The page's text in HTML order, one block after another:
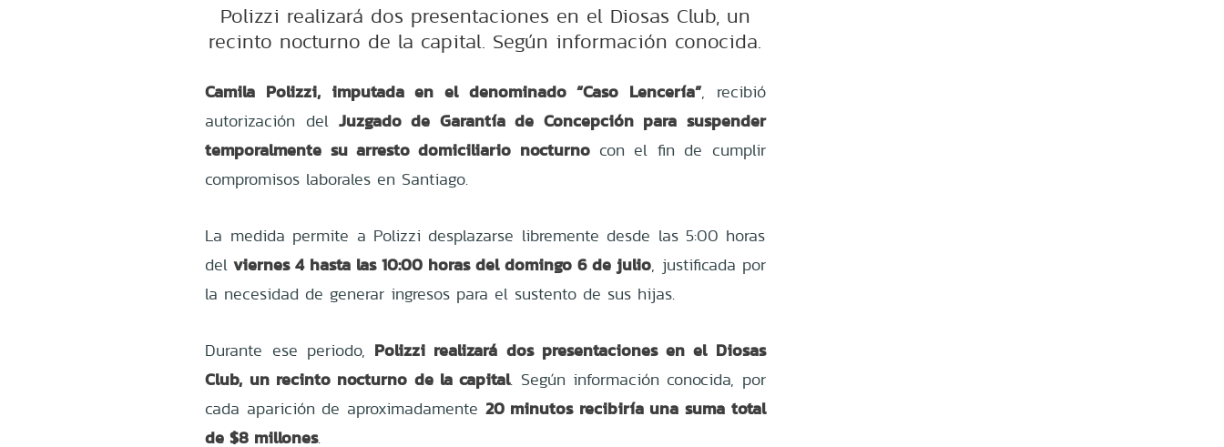
Polizzi realizará dos presentaciones en el Diosas Club, un
recinto nocturno de la capital. Según información conocida.
Camila Polizzi, imputada en el denominado “Caso Lencería”, recibió
autorización del Juzgado de Garantía de Concepción para suspender
temporalmente su arresto domiciliario nocturno con el fin de cumplir
compromisos laborales en Santiago.
La medida permite a Polizzi desplazarse libremente desde las 5:00 horas
del viernes 4 hasta las 10:00 horas del domingo 6 de julio, justificada por
la necesidad de generar ingresos para el sustento de sus hijas.
Durante ese periodo, Polizzi realizará dos presentaciones en el Diosas
Club, un recinto nocturno de la capital. Según información conocida, por
cada aparición de aproximadamente 20 minutos recibiría una suma total
de $8 millones.